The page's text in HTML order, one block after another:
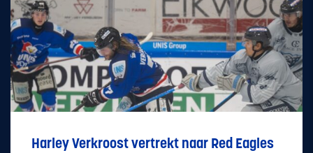
Harley Verkroost vertrekt naar Red Eagles